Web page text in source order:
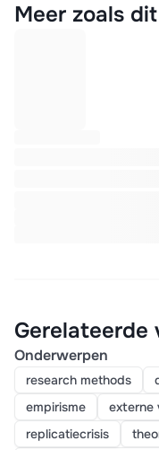
Meer zoals dit
Gerelateerde
Onderwerpen
research methods
empirisme
externe
replicatiecrisis